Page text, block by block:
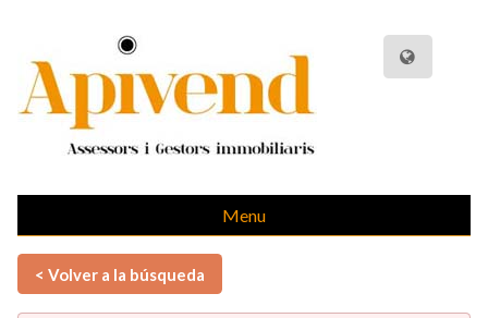
Menu
< Volver a la búsqueda